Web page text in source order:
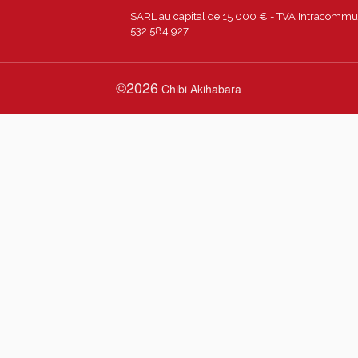
SARL au capital de 15 000 € - TVA
532 584 927.
©2026 Chibi Akihabara